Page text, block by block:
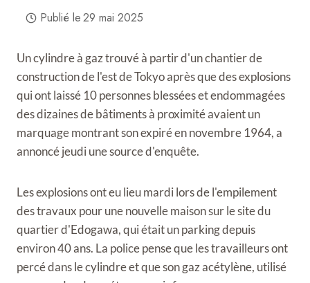
Publié le29 mai 2025
Un cylindre à gaz trouvé à partir d'un chantier de
construction de l'est de Tokyo après que des explosions
qui ont laissé 10 personnes blessées et endommagées
des dizaines de bâtiments à proximité avaient un
marquage montrant son expiré en novembre 1964, a
annoncé jeudi une source d'enquête.
Les explosions ont eu lieu mardi lors de l'empilement
des travaux pour une nouvelle maison sur le site du
quartier d'Edogawa, qui était un parking depuis
environ 40 ans. La police pense que les travailleurs ont
percé dans le cylindre et que son gaz acétylène, utilisé